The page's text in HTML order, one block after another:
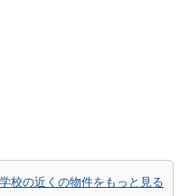
校の近くの物件をもっと見る